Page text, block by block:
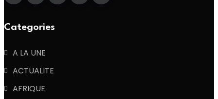
Categories
A LA UNE
ACTUALITE
AFRIQUE